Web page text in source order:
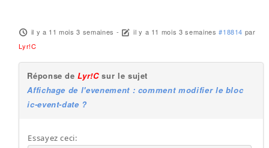
il y a 11 mois 3 semaines - il y a 11 mois 3 semaines #18814 par
Lyr!C
Réponse deLyr!Csur le sujet
Affichage de l'evenement : comment modifier le bloc
ic-event-date ?
Essayez ceci: